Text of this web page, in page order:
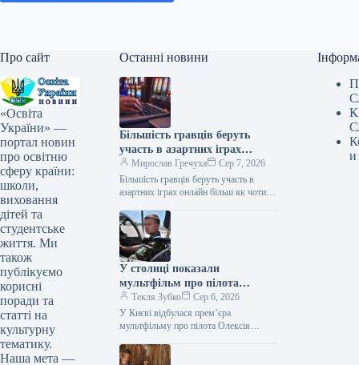
Про сайт
«Освіта
України» —
портал новин
про освітню
сферу країни:
школи,
виховання
дітей та
студентське
життя. Ми
також
публікуємо
корисні
поради та
статті на
культурну
тематику.
Наша мета —
Останні новини
Більшість гравців беруть
участь в азартних іграх
онлайн більш як чотири роки
Мирослав Гречуха
Сер 7, 2026
Більшість гравців беруть участь в
азартних іграх онлайн більш як чотири
Укрінформ Більшість учасників
дослідження ринку…
У столиці показали
мультфільм про пілота
Олексія «Мунфіша» Меся
Текля Зубко
Сер 6, 2026
У Києві відбулася прем’єра
мультфільму про пілота Олексія
20:51 Укрінформ В Музеї війни
и